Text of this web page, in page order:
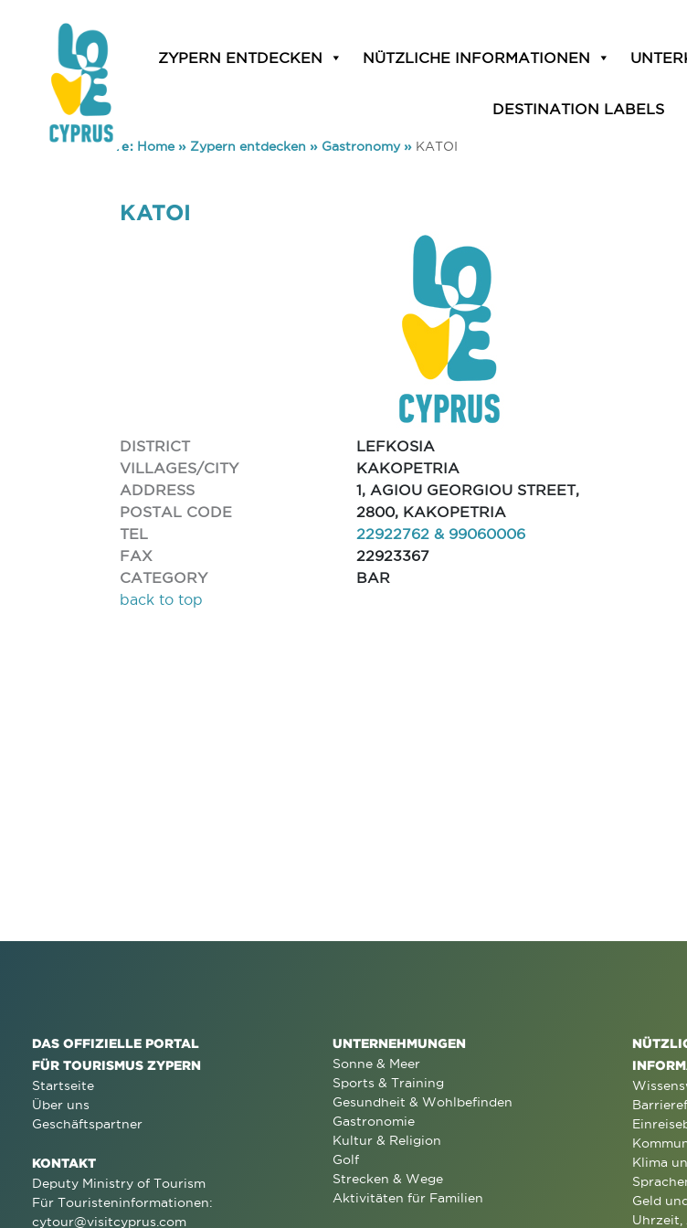
ZYPERN ENTDECKEN NÜTZLICHE INFORMATIONEN
DESTINATION LABELS
You are here: Home» Zypern entdecken » Gastronomy» KATOI
KATOI
DISTRICT
LEFKOSIA
VILLAGES/CITY
KAKOPETRIA
ADDRESS
1, AGIOU GEORGIOU STREET,
POSTAL CODE
2800, KAKOPETRIA
TEL
22922762 & 99060006
FAX
22923367
CATEGORY
BAR
back to top
DAS OFFIZIELLE PORTAL
FÜR TOURISMUS ZYPERN
Startseite
Über uns
Geschäftspartner
KONTAKT
Deputy Ministry of Tourism
Für Touristeninformationen:
cytour@visitcyprus.com
UNTERNEHMUNGEN
Sonne & Meer
Sports & Training
Gesundheit & Wohlbefinden
Gastronomie
Kultur & Religion
Golf
Strecken & Wege
Aktivitäten für Familien
Klima
Geld
Uhrzeit,